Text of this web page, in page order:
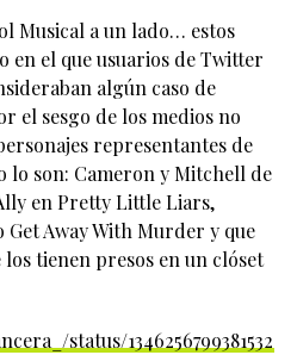
Musical a un lado… estos
en el que usuarios de Twitter
algún caso de
el sesgo de los medios no
representantes de
lo son: Cameron y Mitchell de
en Pretty Little Liars,
Get Away With Murder y que
tienen presos en un clóset
status/